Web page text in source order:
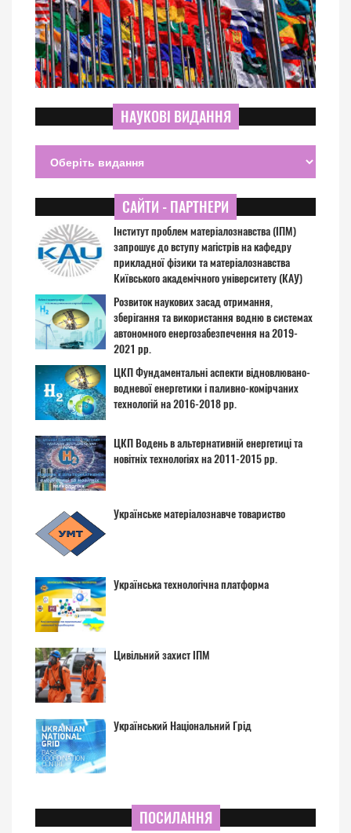
НАУКОВІ ВИДАННЯ
САЙТИ - ПАРТНЕРИ
Інститут проблем матеріалознавства (ІПМ)
запрошує до вступу магістрів на кафедру
прикладної фізики та матеріалознавства
Київського академічного університету (КАУ)
Розвиток наукових засад отримання,
зберігання та використання водню в системах
автономного енергозабезпечення на 2019-
2021 рр.
ЦКП Фундаментальні аспекти відновлювано-
водневої енергетики і паливно-комірчаних
технологій на 2016-2018 рр.
ЦКП Водень в альтернативній енергетиці та
новітніх технологіях на 2011-2015 рр.
Українське матеріалознавче товариство
Українська технологічна платформа
Цивільний захист ІПМ
Український Національний Грід
ПОСИЛАННЯ